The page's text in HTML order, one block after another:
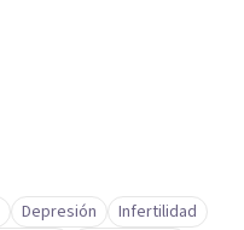
Depresión
Infertilidad